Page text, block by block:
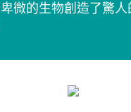
微的生物創造了驚